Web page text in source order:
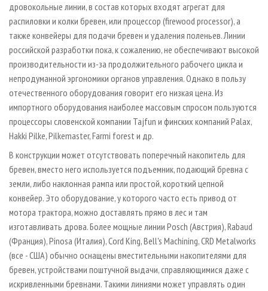
дровокольные линии, в состав которых входят агрегат для
распиловки и колки бревен, или процессор (firewood processor), а
также конвейеры для подачи бревен и удаления поленьев. Линии
российской разработки пока, к сожалению, не обеспечивают высокой
производительности из-за продолжительного рабочего цикла и
непродуманной эргономики органов управления. Однако в пользу
отечественного оборудования говорит его низкая цена. Из
импортного оборудования наиболее массовым спросом пользуются
процессоры словенской компании Tajfun и финских компаний Palax,
Hakki Pilke, Pilkemaster, Farmi forest и др.
В конструкции может отсутствовать поперечный накопитель для
бревен, вместо него используется подъемник, подающий бревна с
земли, либо наклонная рампа или простой, короткий цепной
конвейер. Это оборудование, у которого часто есть привод от
мотора трактора, можно доставлять прямо в лес и там
изготавливать дрова. Более мощные линии Posch (Австрия), Rabaud
(Франция), Pinosa (Италия), Cord King, Bell's Machining, CRD Metalworks
(все - США) обычно оснащены вместительными накопителями для
бревен, устройствами поштучной выдачи, справляющимися даже с
искривленными бревнами. Такими линиями может управлять один